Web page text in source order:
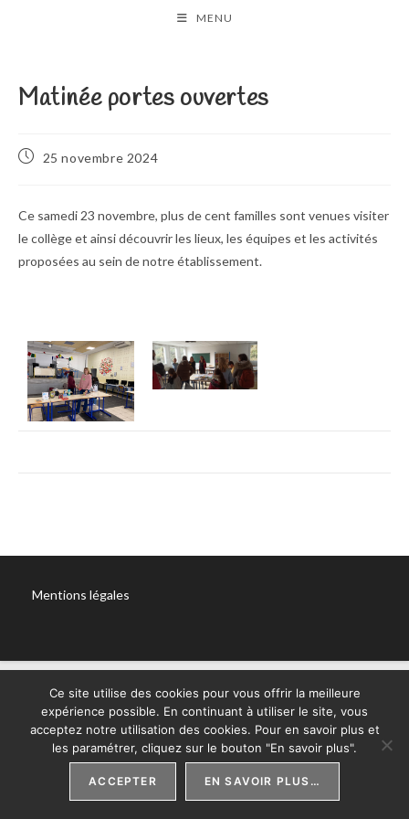
MENU
Matinée portes ouvertes
Publication
25 novembre 2024
Ce samedi 23 novembre, plus de cent familles sont venues visiter
le collège et ainsi découvrir les lieux, les équipes et les activités
proposées au sein de notre établissement.
Mentions légales
Ce site utilise des cookies pour vous offrir la meilleure
expérience possible. En continuant à utiliser le site, vous
acceptez notre utilisation des cookies. Pour en savoir plus et
les paramétrer, cliquez sur le bouton "En savoir plus".
ACCEPTER EN SAVOIR PLUS…